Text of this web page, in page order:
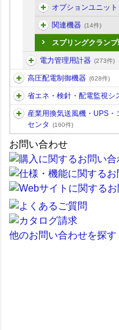
オプションユニット
関連機器 (14件)
スプリングクラン
電力管理用計器 (273件)
高圧配電制御機器 (628件)
省エネ・検針・配電監視シ
産業用換気送風機・UPS・
センタ
(160件)
お問い合わせ
他のお問い合わせを探す